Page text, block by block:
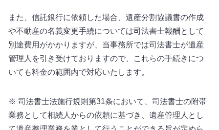
また、信託銀行に依頼した場合、遺産分割協議書の作成
や不動産の名義変更手続については司法書士報酬として
別途費用がかかりますが、当事務所では司法書士が遺産
管理人を引き受けておりますので、これらの手続きにつ
いても料金の範囲内で対応いたします。
※ 司法書士法施行規則第31条において、司法書士の附帯
業務として相続人からの依頼に基づき、遺産管理人とし